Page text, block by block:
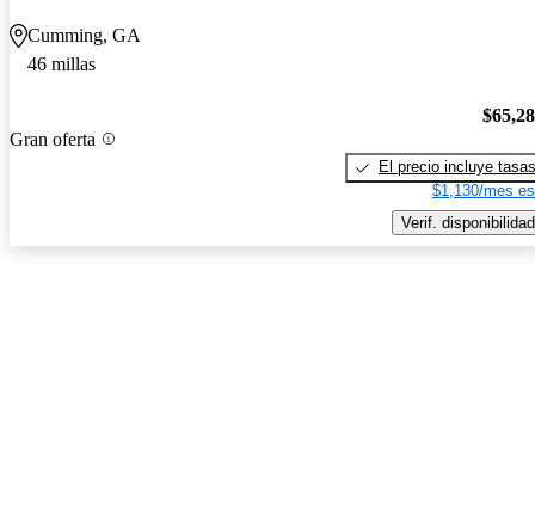
Cumming, GA
46 millas
Gran oferta
El precio incluye tasas
$1,130/mes
Verif. disponibilidad